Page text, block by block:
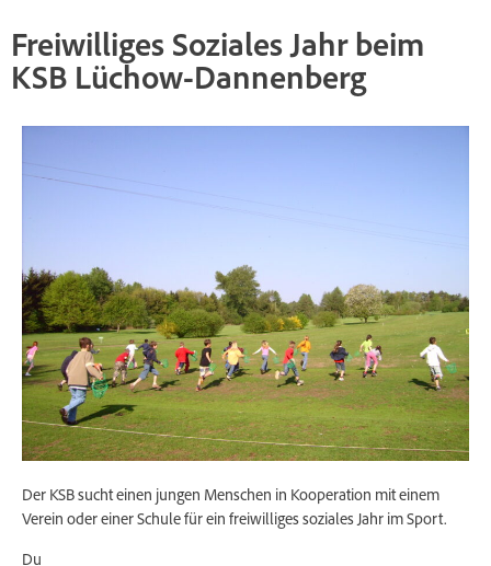
Freiwilliges Soziales Jahr beim
KSB Lüchow-Dannenberg
Der KSB sucht einen jungen Menschen in Kooperation mit einem
Verein oder einer Schule für ein freiwilliges soziales Jahr im Sport.
Du